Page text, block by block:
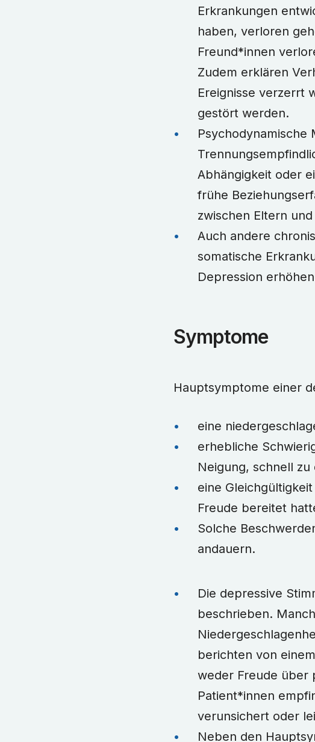
Erkrankungen
haben, verloren
Freund*innen
Zudem erklären
Ereignisse verzerrt
gestört werden.
Abhängigkeit oder
frühe
zwischen Eltern
Auch andere
somatische
Depression
Symptome
Hauptsymptome einer
eine
erhebliche
Neigung, schnell
eine
Freude bereitet
Solche
andauern.
Die depressive
beschrieben.
berichten von
weder Freude über
Patient*innen
verunsichert oder
Neben den